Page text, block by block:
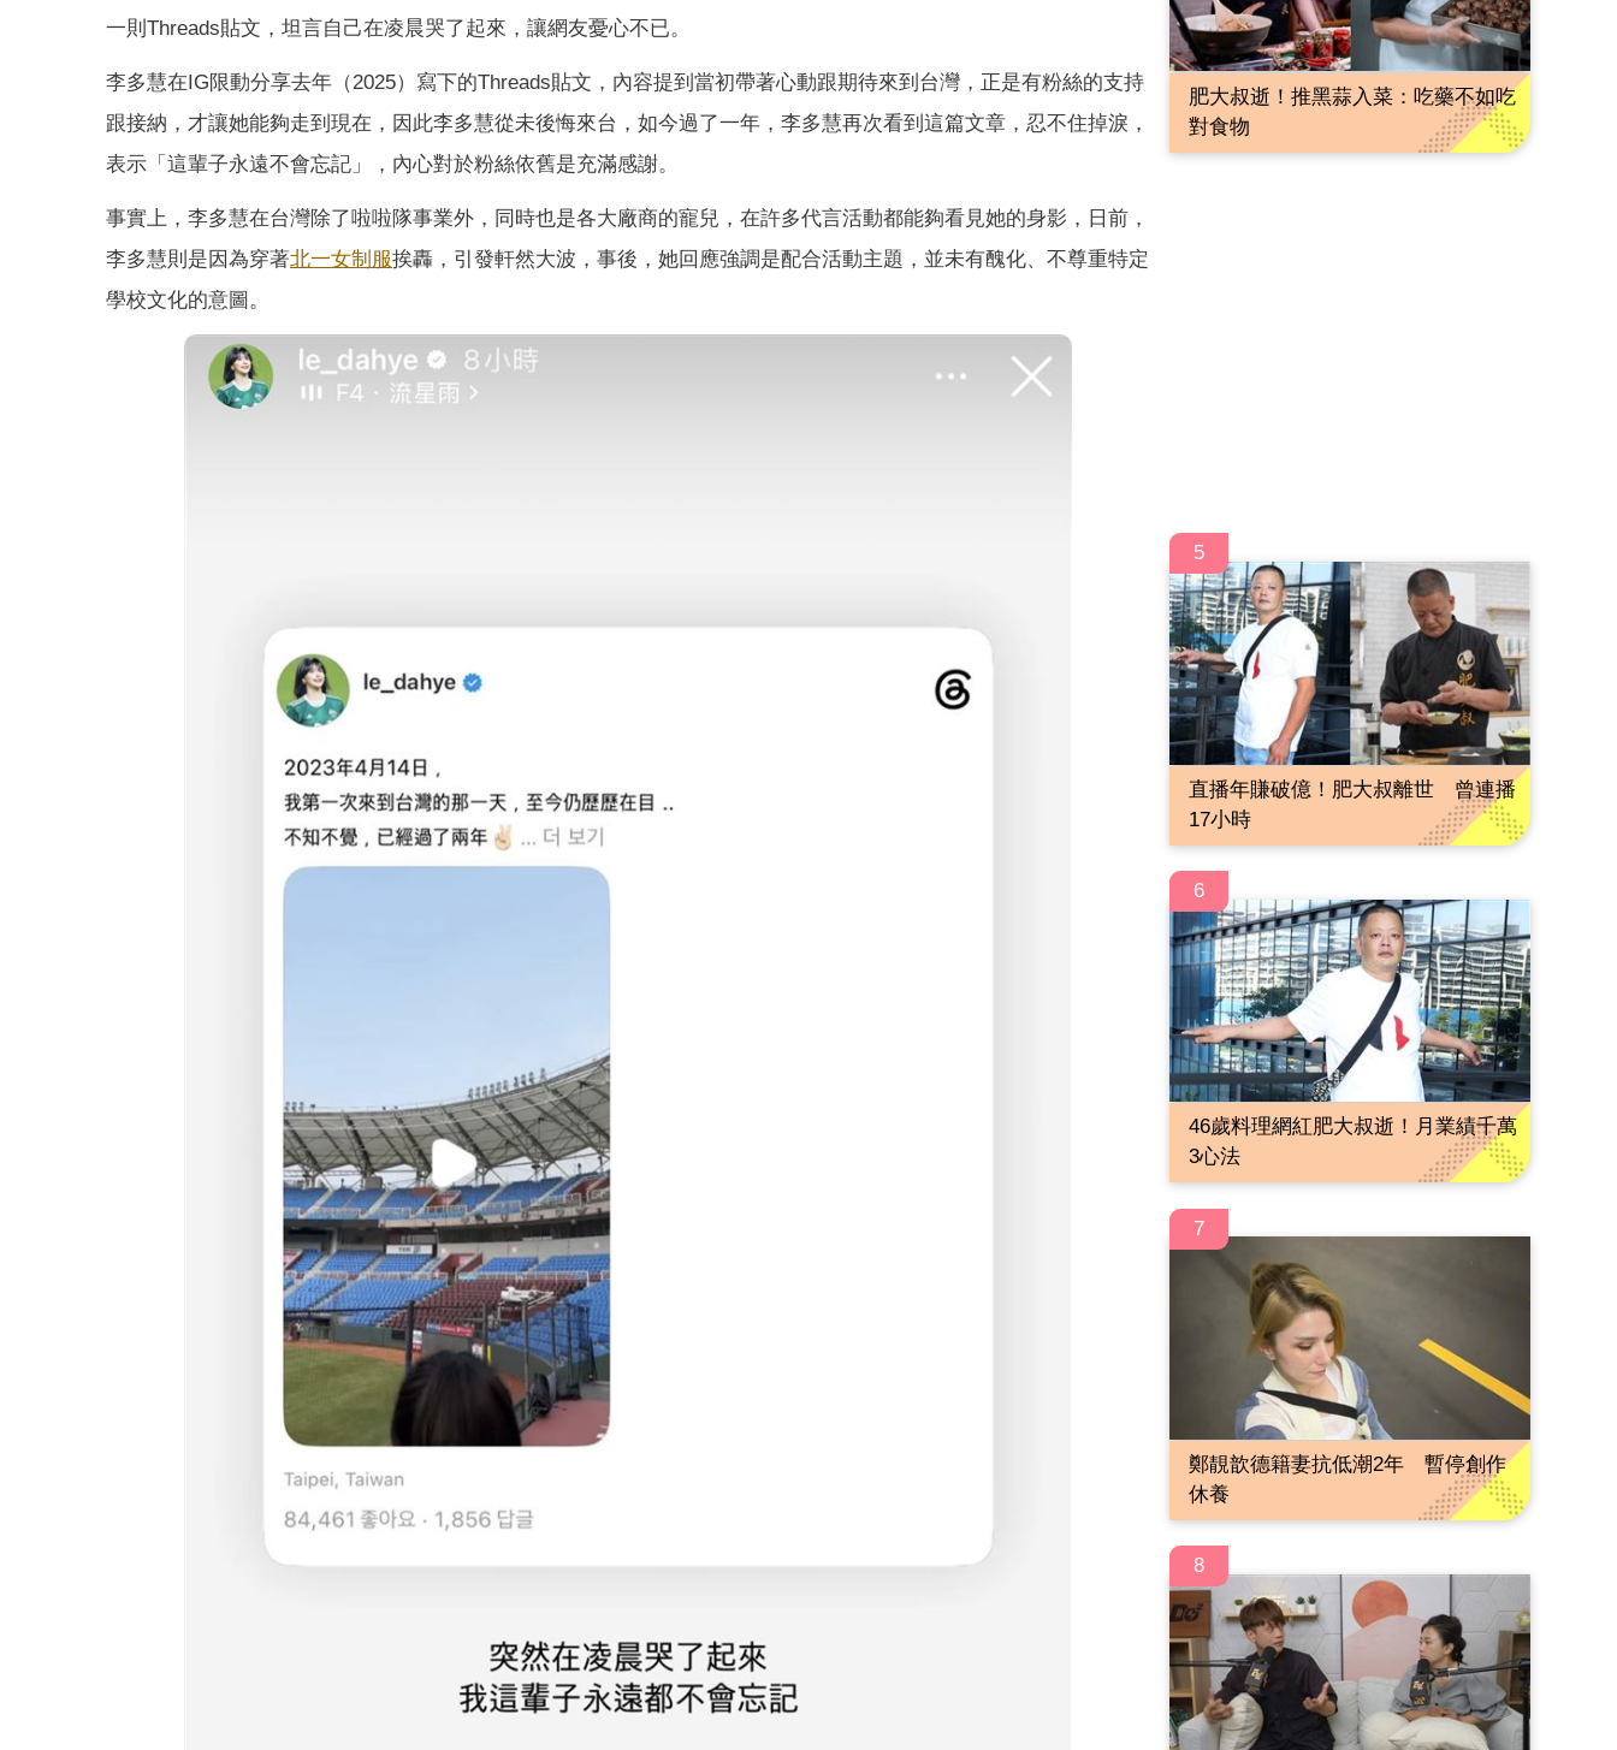
一則Threads貼文，坦言自己在凌晨哭了起來，讓網友憂心不已。
李多慧在IG限動分享去年（2025）寫下的Threads貼文，內容提到當初帶著心動跟期待來到台灣，正是有粉絲的支持
跟接納，才讓她能夠走到現在，因此李多慧從未後悔來台，如今過了一年，李多慧再次看到這篇文章，忍不住掉淚，
表示「這輩子永遠不會忘記」，內心對於粉絲依舊是充滿感謝。
事實上，李多慧在台灣除了啦啦隊事業外，同時也是各大廠商的寵兒，在許多代言活動都能夠看見她的身影，日前，
李多慧則是因為穿著北一女制服挨轟，引發軒然大波，事後，她回應強調是配合活動主題，並未有醜化、不尊重特定
學校文化的意圖。
肥大叔逝！推黑蒜入菜：吃藥不如吃
對食物
5
直播年賺破億！肥大叔離世 曾連播
17小時
6
46歲料理網紅肥大叔逝！月業績千萬
3心法
7
鄭靚歆德籍妻抗低潮2年 暫停創作
休養
8